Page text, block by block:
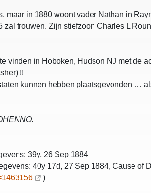
in 1880 woont vader Nathan in
trouwen. Zijn stiefzoon Charles L
in Hoboken, Hudson NJ met de
kunnen hebben plaatsgevonden …
39y, 26 Sep 1884
40y 17d, 27 Sep 1884, Cause of
)